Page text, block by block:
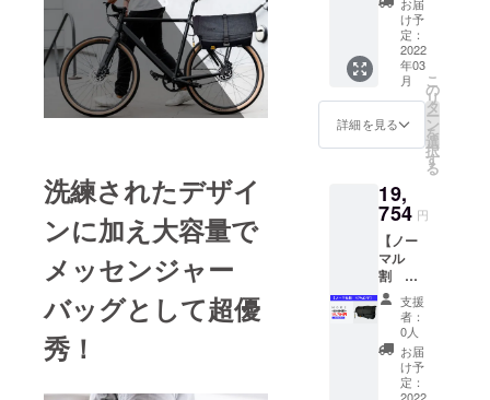
洗練されたデザイ
ンに加え大容量で
メッセンジャー
バッグとして超優
秀！
上の都
合等に
より出
荷時期
が遅れ
る場合
があり
※海外輸
トラブ
ルや通
関時の
イレ
ギュ
ラー等
で、お
届け時
期が遅
れる場
合があ
りま
りま
す。 ※
デザイ
ン・仕
様は変
更にな
る可能
了承く
ださ
い。 ※
ご注文
状況、
使用部
材の供
給状
況、製
造工程
上の都
合等に
ク】1個
MOKK
×1点
［一般
販売予
定価格
23,800
円］ ※
売予定
価格か
ら
20％OF
F ※リ
ターン
価格は
税込・
送料無
料にな
りま
す。 ※
け予
定：
2022
年03
月
詳細を見る
こ
の
リ
タ
ー
ン
を
選
択
す
る
19,
754 円
【ノー
マル
割
17％OF
F】
【MOK
K モッ
ク】1個
支援
者：
0人
お届
け予
定：
2022